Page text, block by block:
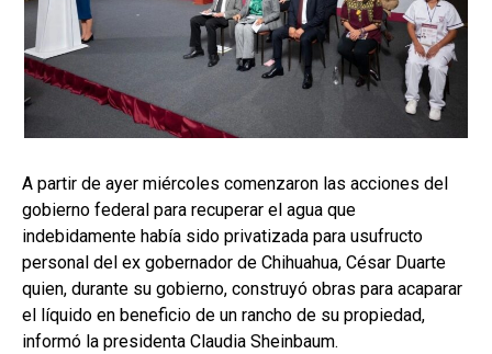
A partir de ayer miércoles comenzaron las acciones del
gobierno federal para recuperar el agua que
indebidamente había sido privatizada para usufructo
personal del ex gobernador de Chihuahua, César Duarte
quien, durante su gobierno, construyó obras para acaparar
el líquido en beneficio de un rancho de su propiedad,
informó la presidenta Claudia Sheinbaum.